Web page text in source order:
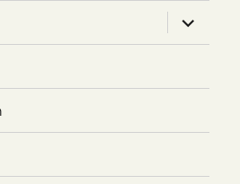
expand
child
menu